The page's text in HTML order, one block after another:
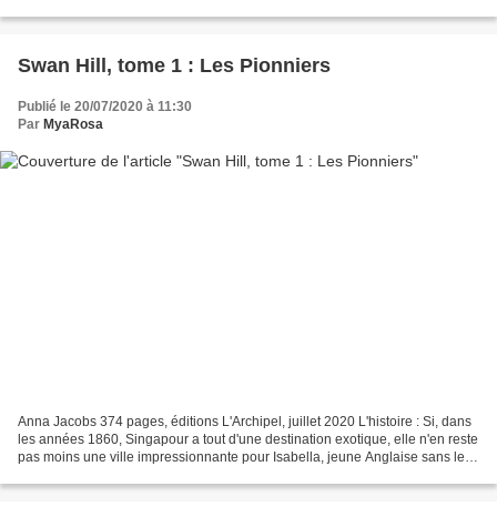
Swan Hill, tome 1 : Les Pionniers
Publié le 20/07/2020 à 11:30
Par MyaRosa
Anna Jacobs 374 pages, éditions L'Archipel, juillet 2020 L'histoire : Si, dans
les années 1860, Singapour a tout d'une destination exotique, elle n'en reste
pas moins une ville impressionnante pour Isabella, jeune Anglaise sans le